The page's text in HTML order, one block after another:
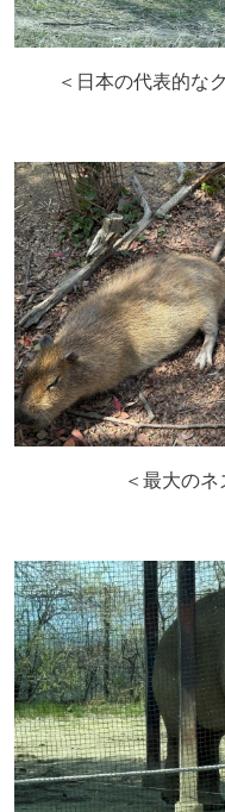
＜日本の代表的な
＜最大の